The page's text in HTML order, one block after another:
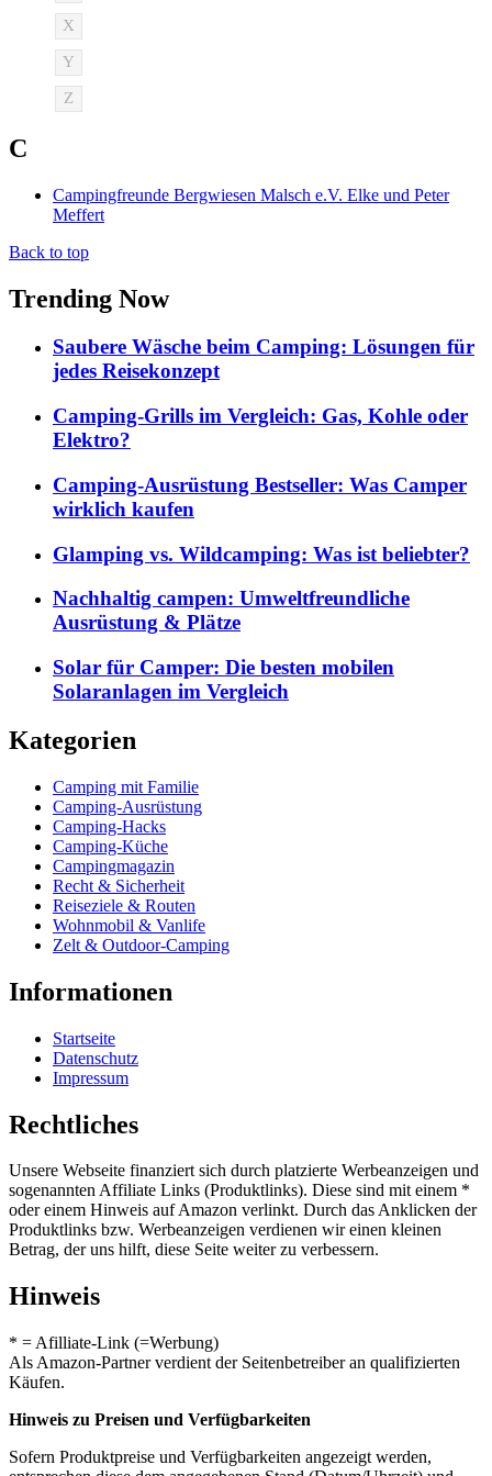
X
Y
Z
C
Campingfreunde Bergwiesen Malsch e.V. Elke und Peter
Meffert
Back to top
Trending Now
Saubere Wäsche beim Camping: Lösungen für
jedes Reisekonzept
Camping-Grills im Vergleich: Gas, Kohle oder
Elektro?
Camping-Ausrüstung Bestseller: Was Camper
wirklich kaufen
Glamping vs. Wildcamping: Was ist beliebter?
Nachhaltig campen: Umweltfreundliche
Ausrüstung & Plätze
Solar für Camper: Die besten mobilen
Solaranlagen im Vergleich
Kategorien
Camping mit Familie
Camping-Ausrüstung
Camping-Hacks
Camping-Küche
Campingmagazin
Recht & Sicherheit
Reiseziele & Routen
Wohnmobil & Vanlife
Zelt & Outdoor-Camping
Informationen
Startseite
Datenschutz
Impressum
Rechtliches
Unsere Webseite finanziert sich durch platzierte Werbeanzeigen und
sogenannten Affiliate Links (Produktlinks). Diese sind mit einem *
oder einem Hinweis auf Amazon verlinkt. Durch das Anklicken der
Produktlinks bzw. Werbeanzeigen verdienen wir einen kleinen
Betrag, der uns hilft, diese Seite weiter zu verbessern.
Hinweis
* = Afilliate-Link (=Werbung)
Als Amazon-Partner verdient der Seitenbetreiber an qualifizierten
Käufen.
Hinweis zu Preisen und Verfügbarkeiten
Sofern Produktpreise und Verfügbarkeiten angezeigt werden,